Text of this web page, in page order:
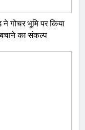
गोचर भूमि पर किया
बचाने का संकल्प